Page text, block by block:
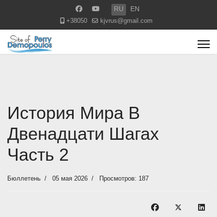
Выберите язык
RU EN
+38050 kjvrus@gmail.com
История Мира В
Двенадцати Шагах
Часть 2
Бюллетень 05 мая 2026 Просмотров: 187